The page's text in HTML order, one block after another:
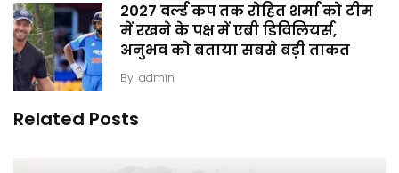
2027 वर्ल्ड कप तक रोहित शर्मा को टीम
में रखने के पक्ष में एबी डिविलियर्स,
अनुभव को बताया सबसे बड़ी ताकत
By admin
Related Posts